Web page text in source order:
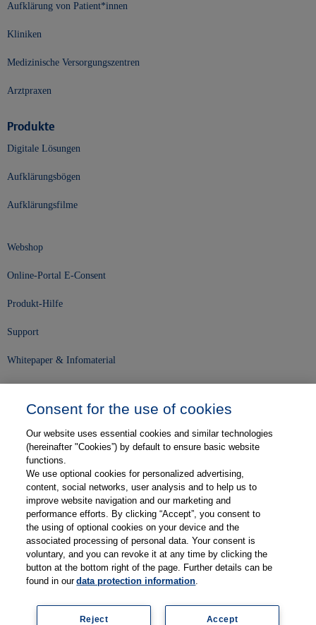
Aufklärung von Patient*innen
Kliniken
Medizinische Versorgungszentren
Arztpraxen
Produkte
Digitale Lösungen
Aufklärungsbögen
Aufklärungsfilme
Webshop
Online-Portal E-Consent
Produkt-Hilfe
Support
Whitepaper & Infomaterial
Karriere
Kontakt
Web-Semniare
Anwenderberichte
Partner
Consent for the use of cookies
Our website uses essential cookies and similar technologies
(hereinafter "Cookies”) by default to ensure basic website
functions.
We use optional cookies for personalized advertising,
content, social networks, user analysis and to help us to
improve website navigation and our marketing and
performance efforts. By clicking “Accept”, you consent to
the using of optional cookies on your device and the
associated processing of personal data. Your consent is
voluntary, and you can revoke it at any time by clicking the
button at the bottom right of the page. Further details can be
found in ourdata protection information.
Accept
Reject